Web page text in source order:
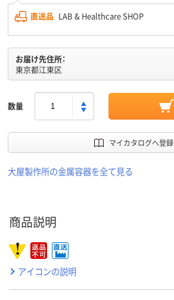
直送品 LAB & Healthcare SHOP
お届け先住所：
東京都江東区
数量
マイカタログへ登録
大屋製作所の金属容器を全て見る
商品説明
アイコンの説明